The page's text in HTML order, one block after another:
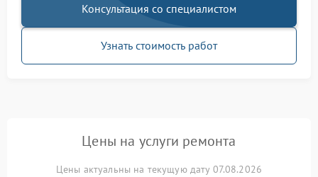
Консультация со специалистом
Узнать стоимость работ
Цены на услуги ремонта
Цены актуальны на текущую дату 07.08.2026